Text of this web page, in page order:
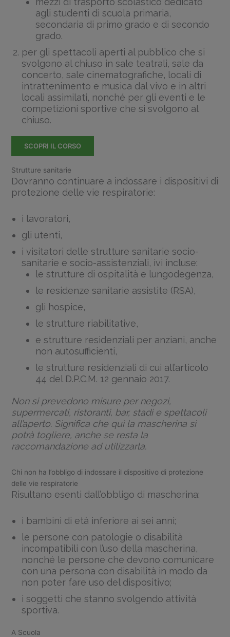
agli studenti di scuola primaria,
secondaria di primo grado e di secondo
grado.
per gli spettacoli aperti al pubblico che si
svolgono al chiuso in sale teatrali, sale da
concerto, sale cinematografiche, locali di
intrattenimento e musica dal vivo e in altri
locali assimilati, nonché per gli eventi e le
competizioni sportive che si svolgono al
chiuso.
SCOPRI IL CORSO
Strutture sanitarie
Dovranno continuare a indossare i dispositivi di
protezione delle vie respiratorie:
i lavoratori,
gli utenti,
i visitatori delle strutture sanitarie socio-
sanitarie e socio-assistenziali, ivi incluse:
le strutture di ospitalità e lungodegenza,
le residenze sanitarie assistite (RSA),
gli hospice,
le strutture riabilitative,
e strutture residenziali per anziani, anche
non autosufficienti,
le strutture residenziali di cui all’articolo
44 del D.P.C.M. 12 gennaio 2017.
Non si prevedono misure per negozi,
supermercati, ristoranti, bar, stadi e spettacoli
all’aperto. Significa che qui la mascherina si
potrà togliere, anche se resta la
raccomandazione ad utilizzarla.
Chi non ha l’obbligo di indossare il dispositivo di protezione
delle vie respiratorie
Risultano esenti dall’obbligo di mascherina:
i bambini di età inferiore ai sei anni;
le persone con patologie o disabilità
incompatibili con l’uso della mascherina,
nonché le persone che devono comunicare
con una persona con disabilità in modo da
non poter fare uso del dispositivo;
i soggetti che stanno svolgendo attività
sportiva.
A Scuola